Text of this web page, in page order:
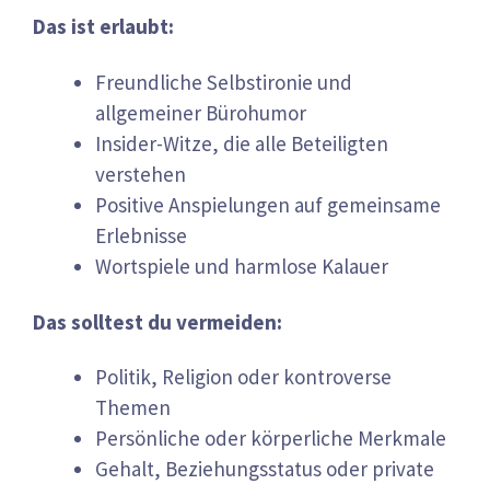
Das ist erlaubt:
Freundliche Selbstironie und
allgemeiner Bürohumor
Insider-Witze, die alle Beteiligten
verstehen
Positive Anspielungen auf gemeinsame
Erlebnisse
Wortspiele und harmlose Kalauer
Das solltest du vermeiden:
Politik, Religion oder kontroverse
Themen
Persönliche oder körperliche Merkmale
Gehalt, Beziehungsstatus oder private